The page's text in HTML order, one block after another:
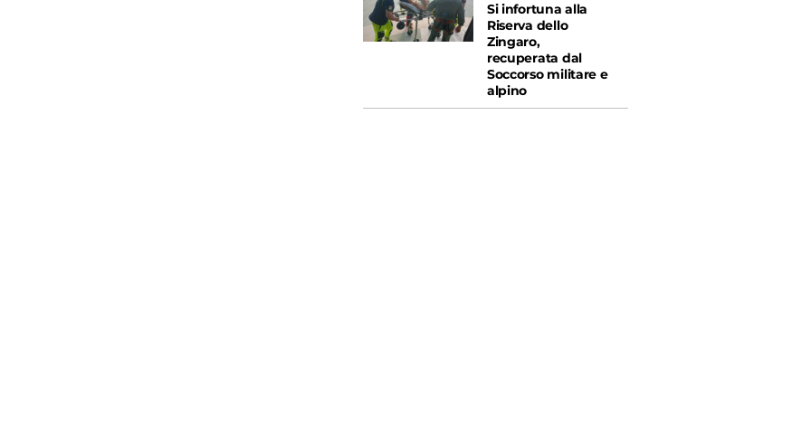
Si infortuna alla
Riserva dello
Zingaro,
recuperata dal
Soccorso militare e
alpino